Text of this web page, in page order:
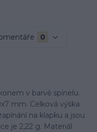
0
v barvě spinelu.
mm. Celková výška
na klapku a jsou
je 2,22 g. Materiál